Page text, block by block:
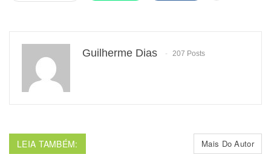
Guilherme Dias 207 Posts
LEIA TAMBÉM: Mais Do Autor